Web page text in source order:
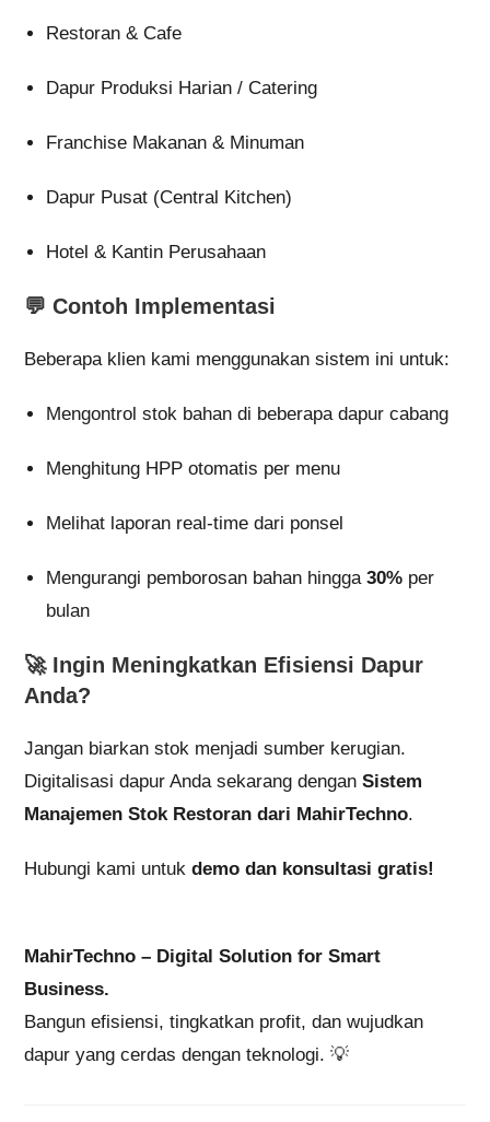
Restoran & Cafe
Dapur Produksi Harian / Catering
Franchise Makanan & Minuman
Dapur Pusat (Central Kitchen)
Hotel & Kantin Perusahaan
💬 Contoh Implementasi
Beberapa klien kami menggunakan sistem ini untuk:
Mengontrol stok bahan di beberapa dapur cabang
Menghitung HPP otomatis per menu
Melihat laporan real-time dari ponsel
Mengurangi pemborosan bahan hingga30% per
bulan
🚀 Ingin Meningkatkan Efisiensi Dapur
Anda?
Jangan biarkan stok menjadi sumber kerugian.
Digitalisasi dapur Anda sekarang denganSistem
Manajemen Stok Restoran dari MahirTechno.
Hubungi kami untukdemo dan konsultasi gratis!
MahirTechno – Digital Solution for Smart
Business.
Bangun efisiensi, tingkatkan profit, dan wujudkan
dapur yang cerdas dengan teknologi. 💡